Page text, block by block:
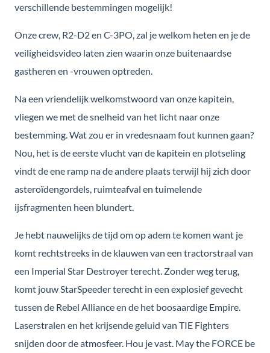
verschillende bestemmingen mogelijk!
Onze crew, R2-D2 en C-3PO, zal je welkom heten en je de
veiligheidsvideo laten zien waarin onze buitenaardse
gastheren en -vrouwen optreden.
Na een vriendelijk welkomstwoord van onze kapitein,
vliegen we met de snelheid van het licht naar onze
bestemming. Wat zou er in vredesnaam fout kunnen gaan?
Nou, het is de eerste vlucht van de kapitein en plotseling
vindt de ene ramp na de andere plaats terwijl hij zich door
asteroïdengordels, ruimteafval en tuimelende
ijsfragmenten heen blundert.
Je hebt nauwelijks de tijd om op adem te komen want je
komt rechtstreeks in de klauwen van een tractorstraal van
een Imperial Star Destroyer terecht. Zonder weg terug,
komt jouw StarSpeeder terecht in een explosief gevecht
tussen de Rebel Alliance en de het boosaardige Empire.
Laserstralen en het krijsende geluid van TIE Fighters
snijden door de atmosfeer. Hou je vast. May the FORCE be